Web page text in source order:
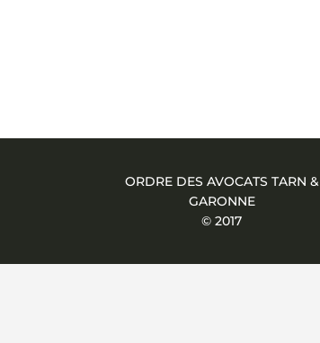
ORDRE DES AVOCATS TARN &
GARONNE
© 2017